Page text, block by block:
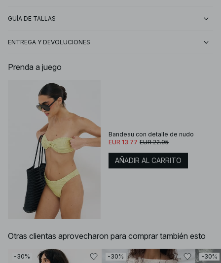
GUÍA DE TALLAS
ENTREGA Y DEVOLUCIONES
Prenda a juego
Bandeau con detalle de nudo
EUR 13.77 EUR 22.95
AÑADIR AL CARRITO
Otras clientas aprovecharon para comprar también esto
-30% -30% -30%